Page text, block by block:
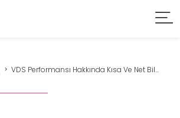
VDS Performansı Hakkında Kısa Ve Net Bil...